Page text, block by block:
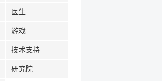
医生
游戏
技术支持
研究院